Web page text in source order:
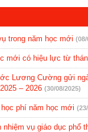
trong năm học mới (08/
mới có hiệu lực từ
Lương Cường gửi
– 2026 (30/08/2025)
phí năm học mới
vụ giáo dục phổ